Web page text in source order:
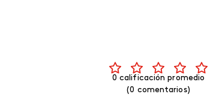
0 calificación promedio
(0 comentarios)